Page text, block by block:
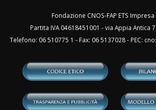
Fondazione CNOS-FAP ETS
Partita IVA 04618451001 - via Appia Antica
Telefono: 06 510775 1 - Fax: 06 5137028 - PEC: